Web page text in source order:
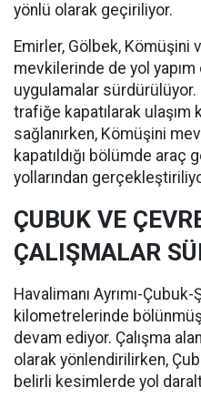
yönlü olarak geçiriliyor.
Emirler, Gölbek, Kömüşini
mevkilerinde de yol yapım
uygulamalar
trafiğe kapatılarak ulaşım
sağlanırken, Kömüşini
kapatıldığı bölümde araç
yollarından
ÇUBUK VE
ÇALIŞMALAR
Havalimanı Ayrımı-
kilometrelerinde bölünmüş
devam ediyor. Çalışma
olarak yönlendirilirken,
belirli kesimlerde yol